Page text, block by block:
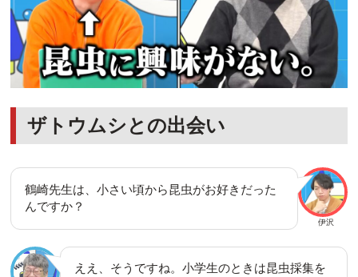
ザトウムシとの出会い
伊沢
鶴崎先生は、小さい頃から昆虫がお好きだった
んですか？
ええ、そうですね。小学生のときは昆虫採集を